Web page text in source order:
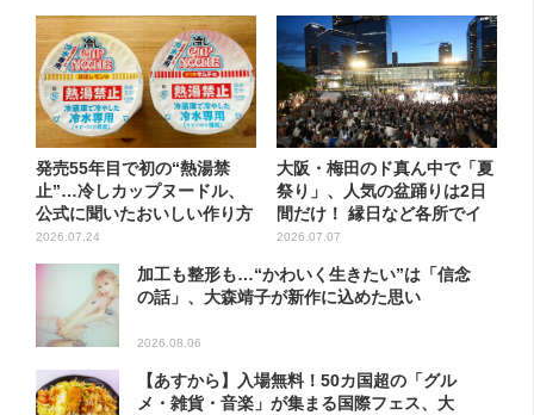
発売55年目で初の“熱湯禁
止”…冷しカップヌードル、
公式に聞いたおいしい作り方
を...
2026.07.24
大阪・梅田のド真ん中で「夏
祭り」、人気の盆踊りは2日
間だけ！ 縁日など各所でイ
ベ...
2026.07.07
加工も整形も…“かわいく生きたい”は「信念
の話」、大森靖子が新作に込めた思い
2026.08.06
【あすから】入場無料！50カ国超の「グル
メ・雑貨・音楽」が集まる国際フェス、大